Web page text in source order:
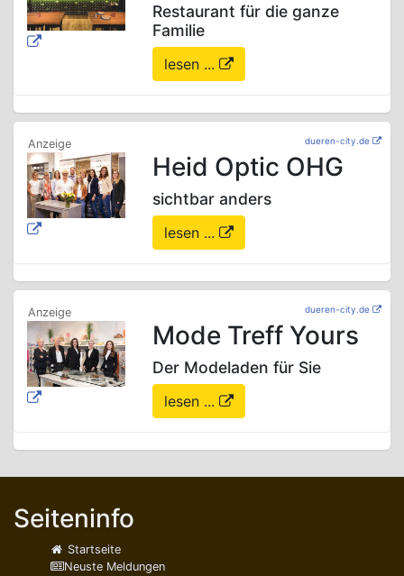
Restaurant für die ganze
Familie
lesen ...
dueren-city.de
Heid Optic OHG
sichtbar anders
lesen ...
dueren-city.de
Mode Treff Yours
Der Modeladen für Sie
lesen ...
Seiteninfo
Startseite
Neuste Meldungen